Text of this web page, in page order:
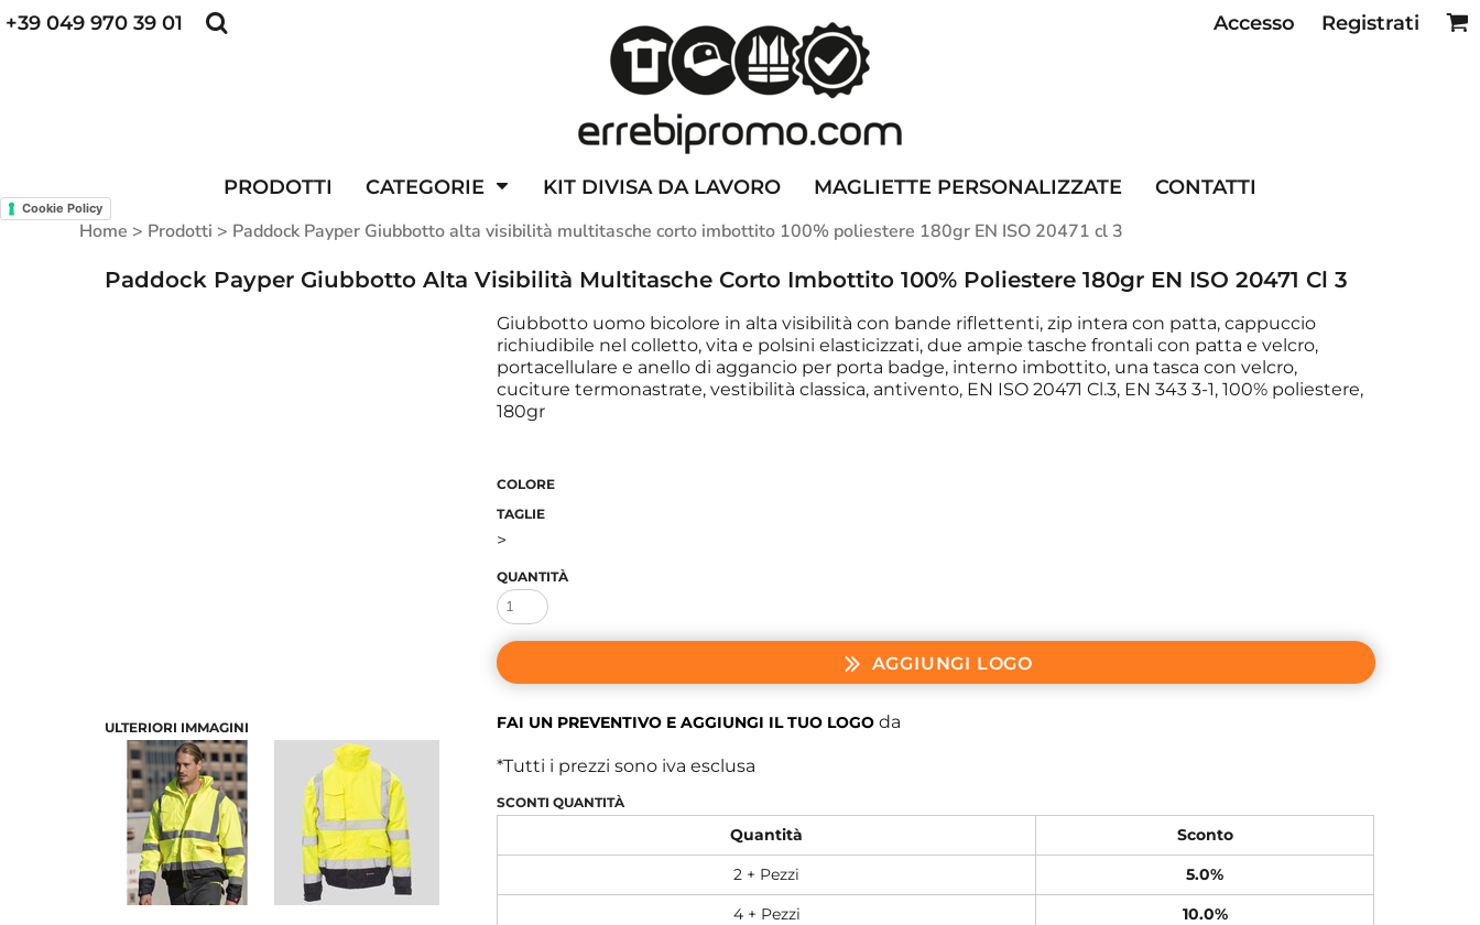
+39 049 970 39 01 Accesso Registrati
PRODOTTI CATEGORIE KIT DIVISA DA LAVORO MAGLIETTE PERSONALIZZATE CONTATTI
Cookie Policy
Home > Prodotti > Paddock Payper Giubbotto alta visibilità multitasche corto imbottito 100% poliestere 180gr EN ISO 20471 cl 3
Paddock Payper Giubbotto Alta Visibilità Multitasche Corto Imbottito 100% Poliestere 180gr EN ISO 20471 Cl 3
ULTERIORI IMMAGINI
Giubbotto uomo bicolore in alta visibilità con bande riflettenti, zip intera con patta, cappuccio
richiudibile nel colletto, vita e polsini elasticizzati, due ampie tasche frontali con patta e velcro,
portacellulare e anello di aggancio per porta badge, interno imbottito, una tasca con velcro,
cuciture termonastrate, vestibilità classica, antivento, EN ISO 20471 Cl.3, EN 343 3-1, 100% poliestere,
180gr
COLORE
TAGLIE
>
QUANTITÀ
AGGIUNGI LOGO
FAI UN PREVENTIVO E AGGIUNGI IL TUO LOGO da
*Tutti i prezzi sono iva esclusa
SCONTI QUANTITÀ
Quantità
Sconto
2 + Pezzi
5.0%
4 + Pezzi
10.0%
PRODOTTI
MAGLIETTE PERSONALIZZATE
CONTATTI
ACCESSO
POLO PERSONALIZZATE
DIVISE RISTORAZIONE
POLO PERSONALIZZATE CAPPELLINI PERSONALIZZATI ALTA VISIBILITA'